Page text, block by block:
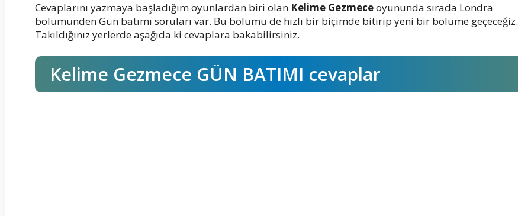
Cevaplarını yazmaya başladığım oyunlardan biri olan Kelime Gezmeceoyununda sırada Londra
bölümünden Gün batımı soruları var. Bu bölümü de hızlı bir biçimde bitirip yeni bir bölüme geçeceğiz.
Takıldığınız yerlerde aşağıda ki cevaplara bakabilirsiniz.
Kelime Gezmece GÜN BATIMI cevaplar